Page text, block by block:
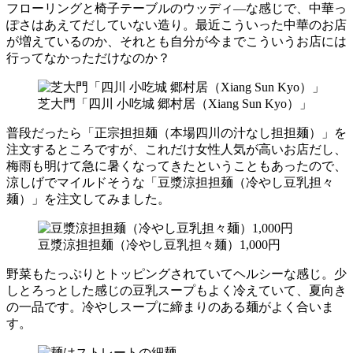
フローリングと椅子テーブルのウッディ―な感じで、中華っ
ぽさはあえてだしていない造り。最近こういった中華のお店
が増えているのか、それとも自分が今までこういうお店には
行ってなかっただけなのか？
芝大門「四川 小吃城 郷村居（Xiang Sun Kyo）」
普段だったら「正宗担担麺（本場四川の汁なし担担麺）」を
注文するところですが、これだけ女性人気が高いお店だし、
梅雨も明けて急に暑くなってきたということもあったので、
涼しげでマイルドそうな「豆漿涼担担麺（冷やし豆乳担々
麺）」を注文してみました。
豆漿涼担担麺（冷やし豆乳担々麺）1,000円
野菜もたっぷりとトッピングされていてヘルシーな感じ。少
しとろっとした感じの豆乳スープもよく冷えていて、夏向き
の一品です。冷やしスープに締まりのある麺がよく合いま
す。